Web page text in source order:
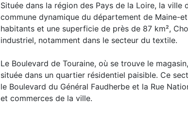
Située dans la région des Pays de la Loire, la
commune dynamique du département de Maine-
habitants et une superficie de près de 87 km²,
industriel, notamment dans le secteur du textile.
Le Boulevard de Touraine, où se trouve le
située dans un quartier résidentiel paisible. Ce
le Boulevard du Général Faudherbe et la Rue
et commerces de la ville.